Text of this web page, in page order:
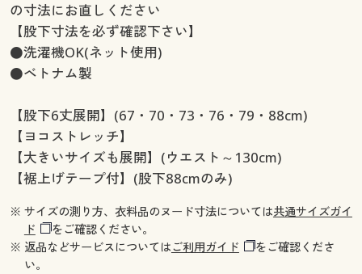
の寸法にお直しください
【股下寸法を必ず確認下さい】
●洗濯機OK(ネット使用)
●ベトナム製
【股下6丈展開】(67・70・73・76・79・88cm)
【ヨコストレッチ】
【大きいサイズも展開】(ウエスト～130cm)
【裾上げテープ付】(股下88cmのみ)
※ サイズの測り方、衣料品のヌード寸法については共通サイズガイ
ド
をご確認ください。
※ 返品などサービスについてはご利用ガイド
をご確認くださ
い。